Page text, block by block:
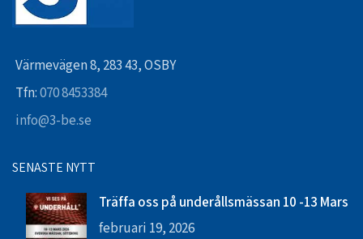
Värmevägen 8, 283 43, OSBY
Tfn:070 8453384
info@3-be.se
SENASTE NYTT
Träffa oss på underållsmässan 10 -13 Mars
februari 19, 2026